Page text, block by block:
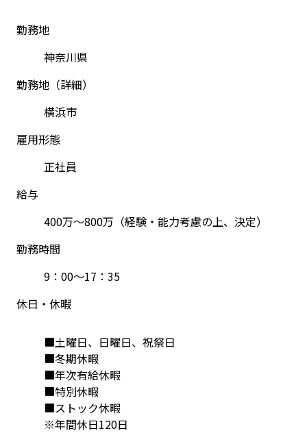
勤務地
神奈川県
勤務地（詳細）
横浜市
雇用形態
正社員
給与
400万～800万（経験・能力考慮の上、決定）
勤務時間
9：00～17：35
休日・休暇
■土曜日、日曜日、祝祭日
■冬期休暇
■年次有給休暇
■特別休暇
■ストック休暇
※年間休日120日